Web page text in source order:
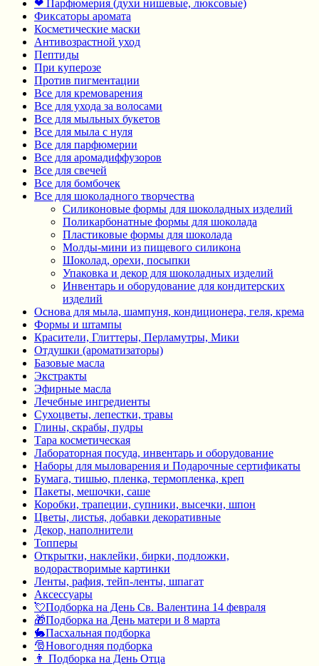
❤ Парфюмерия (духи нишевые, люксовые)
Фиксаторы аромата
Косметические маски
Антивозрастной уход
Пептиды
При куперозе
Против пигментации
Все для кремоварения
Все для ухода за волосами
Все для мыльных букетов
Все для мыла с нуля
Все для парфюмерии
Все для аромадиффузоров
Все для свечей
Все для бомбочек
Все для шоколадного творчества
Силиконовые формы для шоколадных изделий
Поликарбонатные формы для шоколада
Пластиковые формы для шоколада
Молды-мини из пищевого силикона
Шоколад, орехи, посыпки
Упаковка и декор для шоколадных изделий
Инвентарь и оборудование для кондитерских
изделий
Основа для мыла, шампуня, кондиционера, геля, крема
Формы и штампы
Красители, Глиттеры, Перламутры, Мики
Отдушки (ароматизаторы)
Базовые масла
Экстракты
Эфирные масла
Лечебные ингредиенты
Сухоцветы, лепестки, травы
Глины, скрабы, пудры
Тара косметическая
Лабораторная посуда, инвентарь и оборудование
Наборы для мыловарения и Подарочные сертификаты
Бумага, тишью, пленка, термопленка, креп
Пакеты, мешочки, саше
Коробки, трапеции, супники, высечки, шпон
Цветы, листья, добавки декоративные
Декор, наполнители
Топперы
Открытки, наклейки, бирки, подложки,
водорастворимые картинки
Ленты, рафия, тейп-ленты, шпагат
Аксессуары
💘Подборка на День Св. Валентина 14 февраля
🎁Подборка на День матери и 8 марта
🐇Пасхальная подборка
🎅Новогодняя подборка
👨 Подборка на День Отца